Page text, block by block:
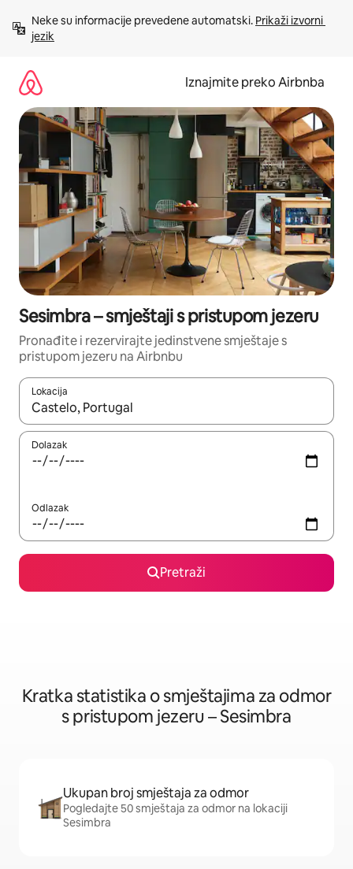
sadržaj
Neke su informacije prevedene automatski. Prikaži izvorni
jezik
Iznajmite preko Airbnba
Sesimbra – smještaji s pristupom jezeru
Pronađite i rezervirajte jedinstvene smještaje s
pristupom jezeru na Airbnbu
Lokacija
Kada budu dostupni rezultati, moći ćete ih pregledati
Dolazak
Odlazak
Pretraži
Kratka statistika o smještajima za odmor
s pristupom jezeru – Sesimbra
Ukupan broj smještaja za odmor
Pogledajte 50 smještaja za odmor na lokaciji
Sesimbra